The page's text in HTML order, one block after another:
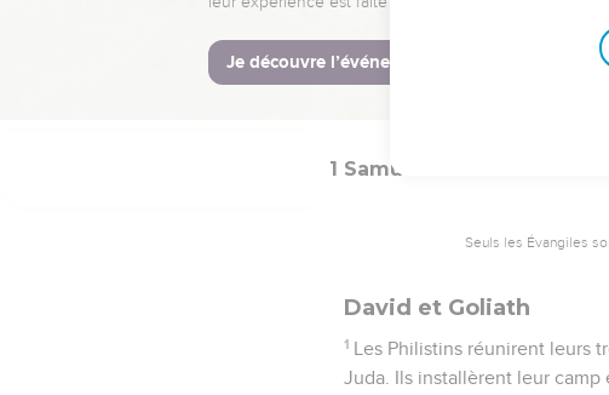
Saül fit dire à Isaï : « Je
23 Lorsque le mauvais esprit
alors et se sentait mieux, et le
1 Samuel
Seuls les Évangiles
David et Goliath
1 Les Philistins réunirent leurs
Juda. Ils installèrent leur camp